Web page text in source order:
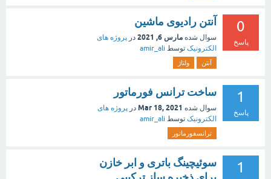
0
پاسخ
آنتن رادیوی ماشین
سوال شده مارس 6, 2021 در پروژه های
الکترونیک توسط amir_ali
آنتن ولتاژ
1
پاسخ
ساخت ترانس فورماتور
سوال شده Mar 18, 2021 در پروژه های
الکترونیک توسط amir_ali
ترانسفورماتور
1
سوئیچینگ باتری و ابر خازن